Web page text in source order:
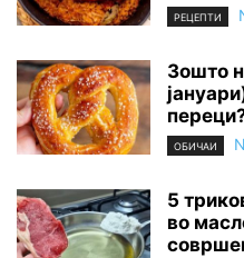
РЕЦЕПТИ
Зошто
ОБИЧАИ
5
во